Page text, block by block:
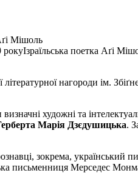
Мішоль
Ізраїльська поетка Аґі
нагороди ім.
художні та
Марія Дзєдушицька.
зокрема,
письменниця Мерседес